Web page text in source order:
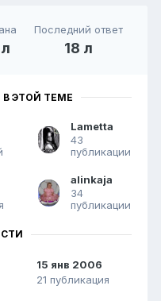
Последний ответ
18 л
ЭТОЙ ТЕМЕ
Lametta
43
публикации
alinkaja
34
публикации
15 янв 2006
21 публикация